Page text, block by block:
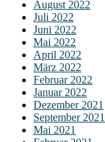
August 2022
Juli 2022
Juni 2022
Mai 2022
April 2022
März 2022
Februar 2022
Januar 2022
Dezember 2021
September 2021
Mai 2021